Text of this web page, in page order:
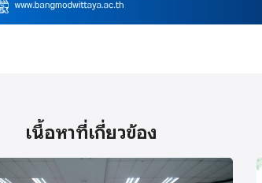
เนื้อหาที่เกี่ยวข้อง